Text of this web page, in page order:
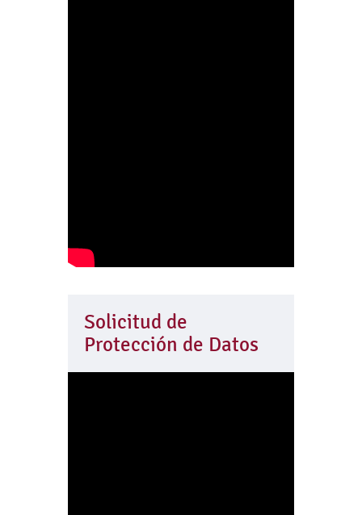
Solicitud de
Protección de Datos